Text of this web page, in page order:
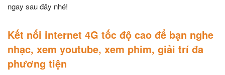
ngay sau đây nhé!
Kết nối internet 4G tốc độ cao để bạn nghe
nhạc, xem youtube, xem phim, giải trí đa
phương tiện